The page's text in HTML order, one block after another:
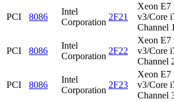
PCI 8086
Intel
Corporation
2F21
Xeon E7
v3/Core
Channel 1
PCI 8086
Intel
Corporation
2F22
Xeon E7
v3/Core
Channel
PCI 8086
Intel
Corporation
2F23
Xeon E7
v3/Core
Channel